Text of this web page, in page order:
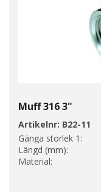
Muff 316 3"
Artikelnr: B22-11
Gänga storlek 1:
Längd (mm):
Material: